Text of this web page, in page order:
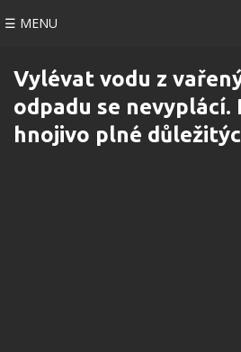
☰ MENU
Vylévat vodu z
odpadu se nevyplácí.
hnojivo plné